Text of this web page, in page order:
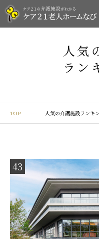
見学予約
有料老人ホーム
プレザンリュクス
プレザングラン
プレザンメゾン
グループホーム
認知症対応型グル
たのしい家
認知症対応型グル
小規模多機能型居宅介護
小規模多機能型居
たのしい家
tel
9:00～
人気
ラン
TOP 人気の介護施設ランキ
43